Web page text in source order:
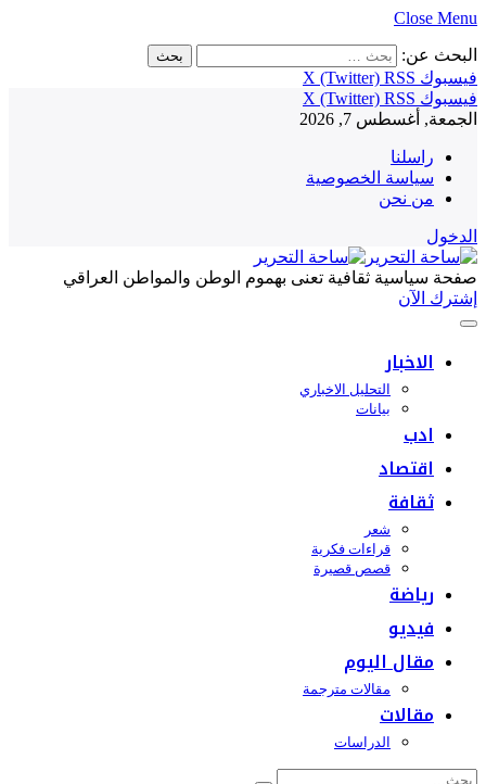
Close Menu
البحث عن:
فيسبوك
X (Twitter) RSS
فيسبوك
X (Twitter) RSS
الجمعة, أغسطس 7, 2026
راسلنا
سياسة الخصوصية
من نحن
الدخول
صفحة سياسية ثقافية تعنى بهموم الوطن والمواطن العراقي
إشترك الآن
الاخبار
التحليل الاخباري
بيانات
ادب
اقتصاد
ثقافة
شعر
قراءات فكرية
قصص قصيرة
رياضة
فيديو
مقال اليوم
مقالات مترجمة
مقالات
الدراسات